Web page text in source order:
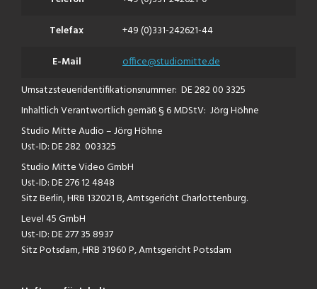
Telefax
+49 (0)331-242621-44
E-Mail
office@studiomitte.de
Umsatzsteueridentifikationsnummer: DE 282 00 3325
Inhaltlich Verantwortlich gemäß § 6 MDStV: Jörg Höhne
Studio Mitte Audio – Jörg Höhne
Ust-ID: DE 282 003325
Studio Mitte Video GmbH
Ust-ID: DE 276 12 4848
Sitz Berlin, HRB 132021 B, Amtsgericht Charlottenburg.
Level 45 GmbH
Ust-ID: DE 277 35 8937
Sitz Potsdam, HRB 31960 P, Amtsgericht Potsdam